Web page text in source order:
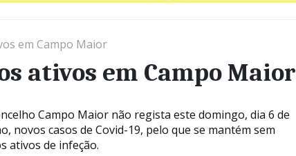
em Campo Maior
ativos em Campo Maior
Campo Maior não regista este domingo, dia 6 de
novos casos de Covid-19, pelo que se mantém sem
ativos de infeção.